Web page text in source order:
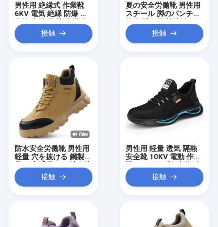
男性用 絶縁式 作業靴
6KV 電気 絶縁 防爆 耐
久性 穿孔 防災 防災 防
災 防災 防災 防災 防災
防災 防災 防災 防災 防
防災 防災 防災 防災 防
災 防災 防災 防災 防災
防災 防災 防災 防災 防
災 防災 防災 防災 防災
防災 防災 防災 防災 防
災 防災 防災 防災 防災
防災 防災 防災 防災 防
災 防災 防災 防災 防災
防災 防災 防災 防災 防
災 防災 防災 防災 防災
防災 防災 防災 防災 防
災 防災 防災 防災 防災
防災 防災 防護 防護 防
護 防護
接触
夏の安全労働靴 男性用
スチール 脚のパンチ抵
抗性 透気性 快適性 ゴ
ムソール 工業用建築用
靴
接触
防水安全労働靴 男性用
軽量 穴を抜ける 鋼製の
止 産業用靴 夏の建築用
接触
男性用 軽量 透気 隔熱
安全靴 10KV 電動 作業
える 夏用 電工 靴
接触